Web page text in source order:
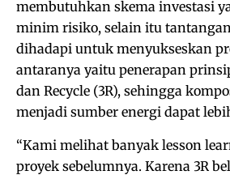
membutuhkan skema investasi
minim risiko, selain itu
dihadapi untuk menyukseskan
antaranya yaitu penerapan
dan Recycle (3R), sehingga
menjadi sumber energi dapat
“Kami melihat banyak lesson
proyek sebelumnya. Karena 3R